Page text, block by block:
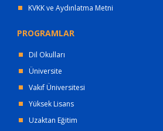
KVKK ve Aydınlatma Metni
PROGRAMLAR
Dil Okulları
Üniversite
Vakıf Üniversitesi
Yüksek Lisans
Uzaktan Eğitim